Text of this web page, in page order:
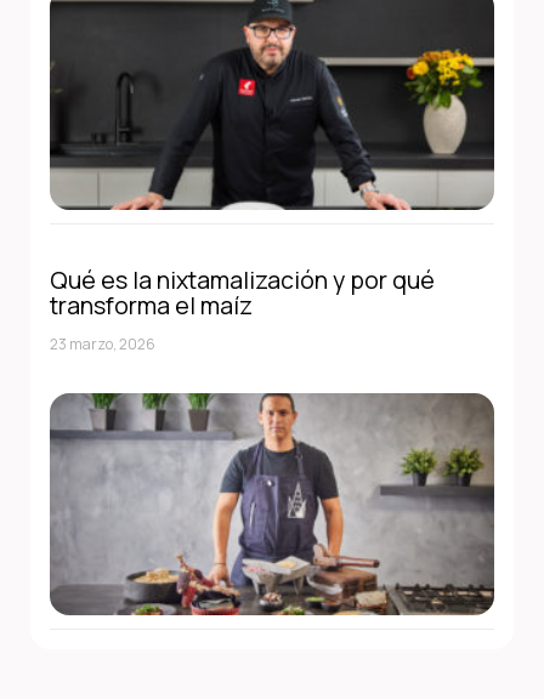
Qué es la nixtamalización y por qué
transforma el maíz
23 marzo, 2026